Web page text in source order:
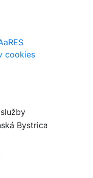
cookies
Bystrica